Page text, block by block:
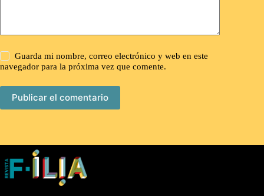
Guarda mi nombre, correo electrónico y web en este
navegador para la próxima vez que comente.
Publicar el comentario